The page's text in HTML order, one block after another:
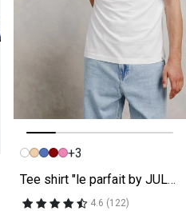
Image précédente
Image suivante
+3
Tee shirt "le parfait by JULES"
4.6 (122)